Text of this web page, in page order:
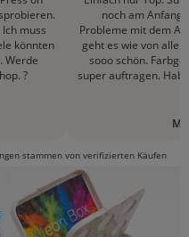
muss
könnten
Werde
?
noch am Anfang
Probleme mit dem
geht es wie von
sooo schön.
super auftragen. Hab
stammen von verifizierten Käufen